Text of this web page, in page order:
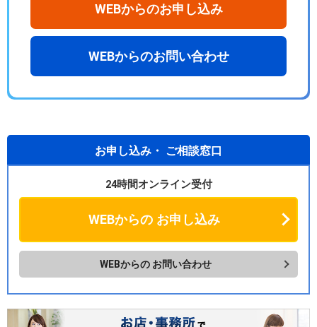
WEBからのお申し込み
WEBからのお問い合わせ
お申し込み・ ご相談窓口
24時間オンライン受付
WEBからのお申し込み
WEBからの お問い合わせ